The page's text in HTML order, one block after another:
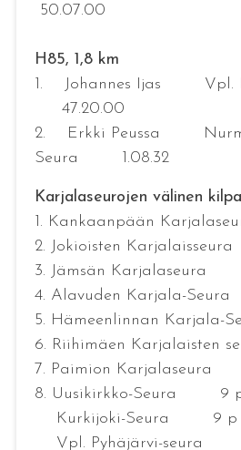
50.07.00
H85, 1,8 km
1. Johannes Ijas Vpl.
47.20.00
2. Erkki Peussa
Seura 1.08.32
Karjalaseurojen välinen
1. Kankaanpään
2. Jokioisten
3. Jämsän
4. Alavuden Karjala-
5. Hämeenlinnan Karjala-
6. Riihimäen Karjalaisten
7. Paimion
8. Uusikirkko-Seura 9
Kurkijoki-Seura 9 p
Vpl. Pyhäjärvi-seura